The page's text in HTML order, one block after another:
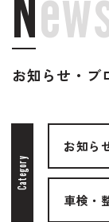
こだわり
車検・整備・修
中古車探しの
電話受
お知らせ・ブ
Category
お知ら
車検・